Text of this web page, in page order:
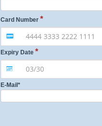
Card Number
Expiry Date
E-Mail*